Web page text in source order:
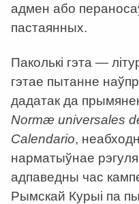
адмен або
пастаянных.
Паколькі гэта —
гэтае пытанне
дадатак да
Normæ universales
Calendario,
нарматыўнае
адпаведны час
Рымскай Курыі па